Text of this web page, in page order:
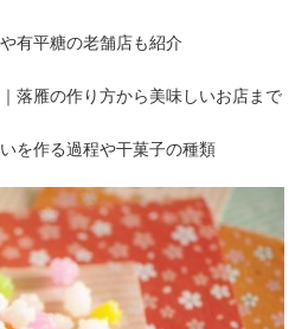
有平糖の老舗店も紹介
落雁の作り方から美味しいお店まで
を作る過程や干菓子の種類